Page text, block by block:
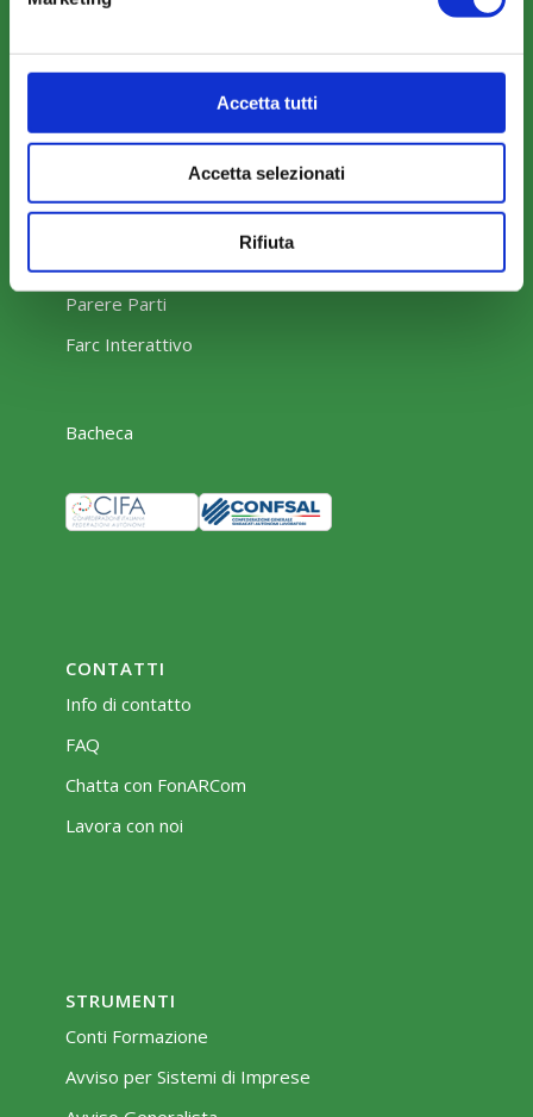
Accetta tutti
Accetta selezionati
Rifiuta
Rassegna Stampa
AREA RISERVATA
Parere Parti
Farc Interattivo
Bacheca
CONTATTI
Info di contatto
FAQ
Chatta con FonARCom
Lavora con noi
STRUMENTI
Conti Formazione
Avviso per Sistemi di Imprese